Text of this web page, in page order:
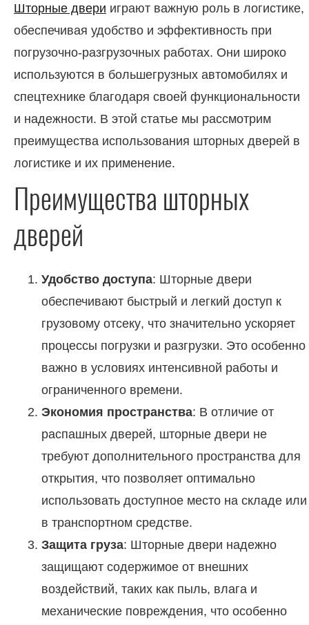
Шторные двери играют важную роль в логистике,
обеспечивая удобство и эффективность при
погрузочно-разгрузочных работах. Они широко
используются в большегрузных автомобилях и
спецтехнике благодаря своей функциональности
и надежности. В этой статье мы рассмотрим
преимущества использования шторных дверей в
логистике и их применение.
Преимущества шторных
дверей
Удобство доступа: Шторные двери
обеспечивают быстрый и легкий доступ к
грузовому отсеку, что значительно ускоряет
процессы погрузки и разгрузки. Это особенно
важно в условиях интенсивной работы и
ограниченного времени.
Экономия пространства: В отличие от
распашных дверей, шторные двери не
требуют дополнительного пространства для
открытия, что позволяет оптимально
использовать доступное место на складе или
в транспортном средстве.
Защита груза: Шторные двери надежно
защищают содержимое от внешних
воздействий, таких как пыль, влага и
механические повреждения, что особенно